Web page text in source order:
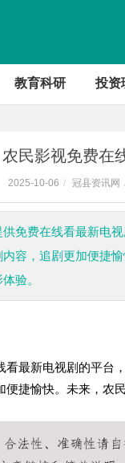
教育科研 投资
农民影视免费在
2025-10-06 / 冠县资讯网
免费在线看最新电
容，追剧更加便捷
验。
最新电视剧的平
捷愉快。未来，